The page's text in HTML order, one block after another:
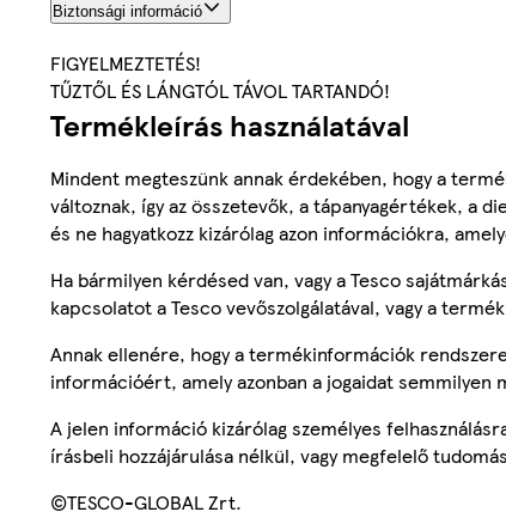
Biztonsági információ
FIGYELMEZTETÉS!
TŰZTŐL ÉS LÁNGTÓL TÁVOL TARTANDÓ!
Termékleírás használatával
Mindent megteszünk annak érdekében, hogy a
változnak, így az összetevők, a tápanyagértékek, a
és ne hagyatkozz kizárólag azon információkra,
Ha bármilyen kérdésed van, vagy a Tesco
kapcsolatot a Tesco vevőszolgálatával, vagy a
Annak ellenére, hogy a termékinformációk
információért, amely azonban a jogaidat semmilyen
A jelen információ kizárólag személyes
írásbeli hozzájárulása nélkül, vagy megfelelő
©TESCO-GLOBAL Zrt.